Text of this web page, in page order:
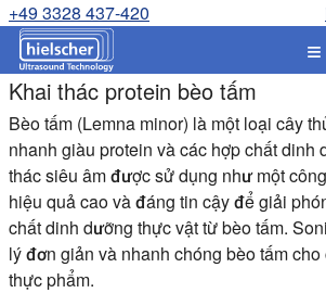
+49 3328 437-420
Khai thác protein bèo tấm
Bèo tấm (Lemna minor) là một loại cây
nhanh giàu protein và các hợp chất dinh
thác siêu âm được sử dụng như một
hiệu quả cao và đáng tin cậy để giải
chất dinh dưỡng thực vật từ bèo tấm.
lý đơn giản và nhanh chóng bèo tấm
thực phẩm.